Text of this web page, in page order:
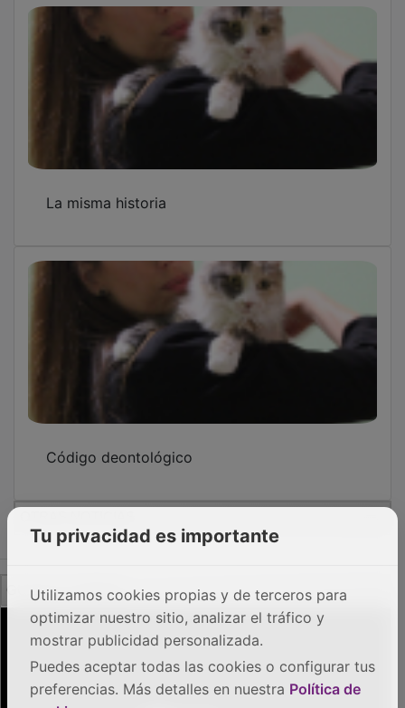
OTRAS NOTICIAS
Tu privacidad es importante
Utilizamos cookies propias y de terceros para
optimizar nuestro sitio, analizar el tráfico y
mostrar publicidad personalizada.
Puedes aceptar todas las cookies o configurar tus
preferencias. Más detalles en nuestra Política de